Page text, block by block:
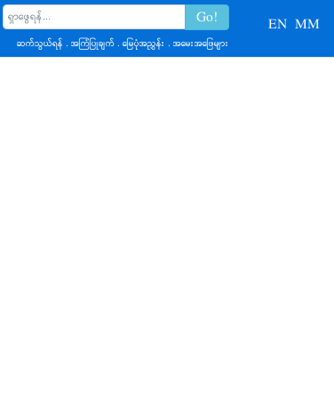
ဆက်သွယ်ရန် . အကြံပြုချက်. မြေပုံအညွှန်း . အမေးအဖြေများ
EN MM